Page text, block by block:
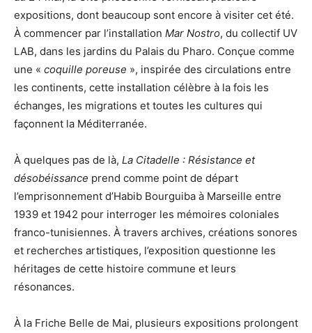
expositions, dont beaucoup sont encore à visiter cet été.
À commencer par l’installation Mar Nostro, du collectif UV
LAB, dans les jardins du Palais du Pharo. Conçue comme
une « coquille poreuse », inspirée des circulations entre
les continents, cette installation célèbre à la fois les
échanges, les migrations et toutes les cultures qui
façonnent la Méditerranée.
À quelques pas de là, La Citadelle : Résistance et
désobéissance prend comme point de départ
l’emprisonnement d’Habib Bourguiba à Marseille entre
1939 et 1942 pour interroger les mémoires coloniales
franco-tunisiennes. À travers archives, créations sonores
et recherches artistiques, l’exposition questionne les
héritages de cette histoire commune et leurs
résonances.
À la Friche Belle de Mai, plusieurs expositions prolongent